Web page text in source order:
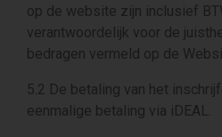
op de website zijn inclusief
verantwoordelijk voor de
bedragen vermeld op de
5.2 De betaling van het
eenmalige betaling via iDEAL.